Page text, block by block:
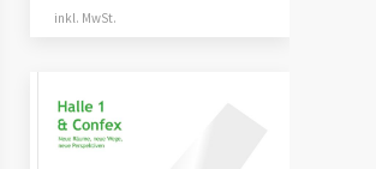
inkl. MwSt.